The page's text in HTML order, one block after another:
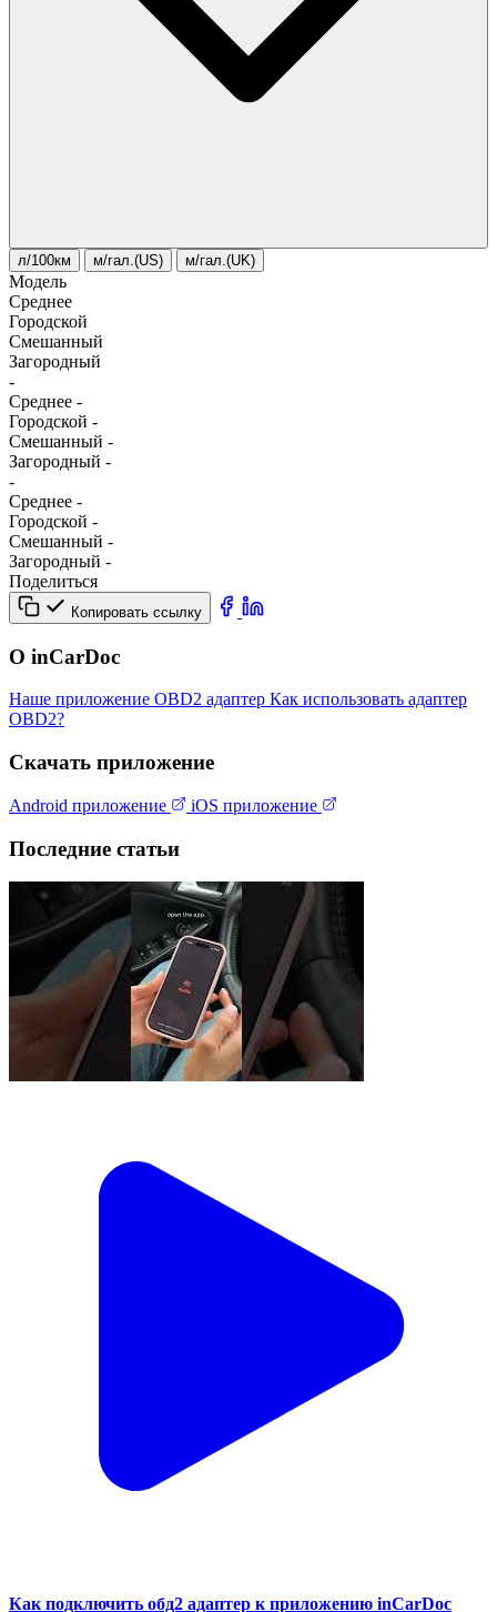
л/100км м/гал.(US) м/гал.(UK)
Модель
Среднее
Городской
Смешанный
Загородный
-
Среднее -
Городской -
Смешанный -
Загородный -
-
Среднее -
Городской -
Смешанный -
Загородный -
Поделиться
Копировать ссылку
О inCarDoc
Наше приложение OBD2 адаптер Как использовать адаптер
OBD2?
Скачать приложение
Android приложение iOS приложение
Последние статьи
Как подключить обд2 адаптер к приложению inCarDoc